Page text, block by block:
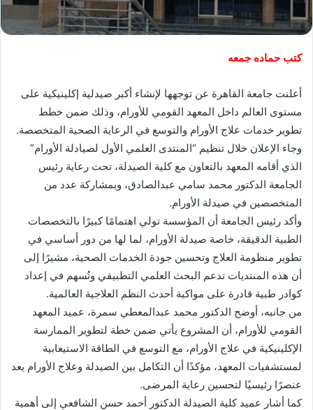
كتب حماده جمعه
أعلنت جامعة القاهرة عن توجهها لإنشاء أكبر صيدلية إكلينيكية على
مستوى العالم داخل المعهد القومي للأورام، وذلك ضمن خطط
تطوير خدمات علاج الأورام والتوسع في الرعاية الصحية المتخصصة.
وجاء الإعلان خلال تنظيم “المنتدى العلمي الأول لصيادلة الأورام”
الذي أقامه المعهد بالتعاون مع كلية الصيدلة، تحت رعاية رئيس
الجامعة الدكتور محمد سامي عبدالصادق، وبمشاركة عدد من
المتخصصين في صيدلة الأورام.
وأكد رئيس الجامعة أن المؤسسة تولي اهتمامًا كبيرًا بالتخصصات
الطبية الدقيقة، خاصة صيدلة الأورام، لما لها من دور أساسي في
تطوير منظومة العلاج وتحسين جودة الخدمات الصحية، مشيرًا إلى
أن هذه المنتديات تدعم البحث العلمي التطبيقي وتُسهم في إعداد
كوادر طبية قادرة على مواكبة أحدث النظم العلاجية العالمية.
من جانبه، أوضح الدكتور محمد عبدالمعطي سمرة، عميد المعهد
القومي للأورام، أن المشروع يأتي ضمن خطة لتطوير الممارسة
الإكلينيكية في علاج الأورام، مع التوسع في الطاقة الاستيعابية
لمستشفيات المعهد، مؤكدًا أن التكامل بين الصيدلة وعلاج الأورام يعد
عنصرًا رئيسيًا لتحسين رعاية المرضى.
كما أشار عميد كلية الصيدلة الدكتور أحمد حسن الشافعي إلى أهمية